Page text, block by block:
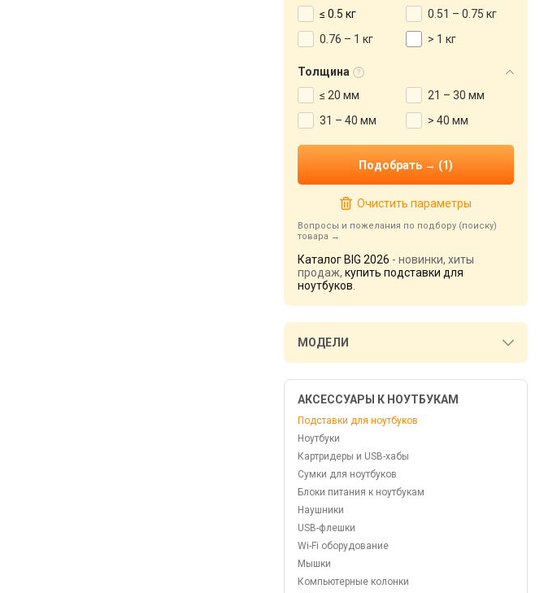
≤ 0.5 кг
0.51 – 0.75 кг
0.76 – 1 кг
> 1 кг
Толщина
≤ 20 мм
21 – 30 мм
31 – 40 мм
> 40 мм
Очистить параметры
Вопросы и пожелания по подбору (поиску)
товара
Каталог BIG 2026 - новинки, хиты
продаж, купить подставки для
ноутбуков
МОДЕЛИ
АКСЕССУАРЫ К НОУТБУКАМ
Подставки для ноутбуков
Ноутбуки
Картридеры и USB-хабы
Сумки для ноутбуков
Блоки питания к ноутбукам
Наушники
USB-флешки
Wi-Fi оборудование
Мышки
Компьютерные колонки